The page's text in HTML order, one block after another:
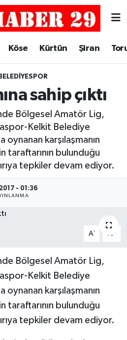
Köse Kürtün Şiran
sahip çıktı
Bölgesel Amatör Lig,
Kelkit Belediye
oynanan karşılaşmanın
taraftarının bulunduğu
tepkiler devam ediyor.
- 01:36
A- A
Bölgesel Amatör Lig,
Kelkit Belediye
oynanan karşılaşmanın
taraftarının bulunduğu
tepkiler devam ediyor.
Haritası
ve Fikstür